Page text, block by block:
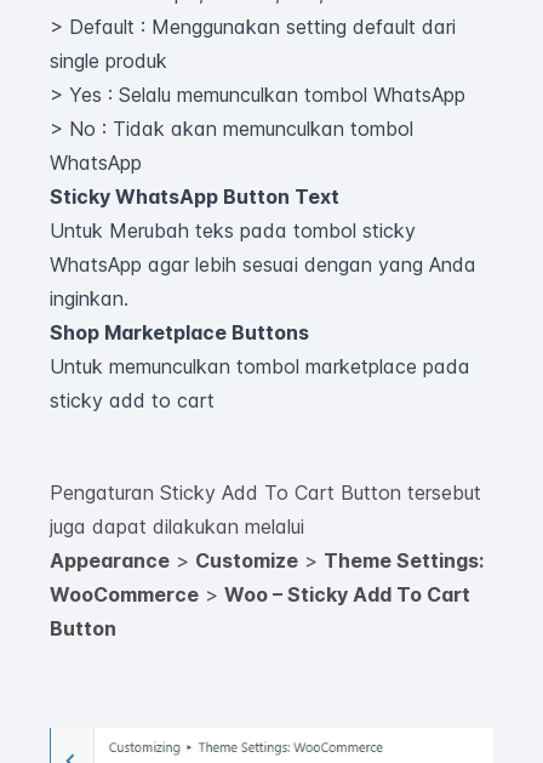
> Default : Menggunakan setting default dari
single produk
> Yes : Selalu memunculkan tombol WhatsApp
> No : Tidak akan memunculkan tombol
WhatsApp
Sticky WhatsApp Button Text
Untuk Merubah teks pada tombol sticky
WhatsApp agar lebih sesuai dengan yang Anda
inginkan.
Shop Marketplace Buttons
Untuk memunculkan tombol marketplace pada
sticky add to cart
Pengaturan Sticky Add To Cart Button tersebut
juga dapat dilakukan melalui
Appearance > Customize > Theme Settings:
WooCommerce > Woo – Sticky Add To Cart
Button